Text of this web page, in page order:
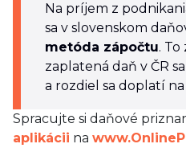
Na príjem z
sa v slovenskom
metóda zápočtu. To
zaplatená daň v ČR
a rozdiel sa doplatí na
Spracujte si daňové
aplikácii na